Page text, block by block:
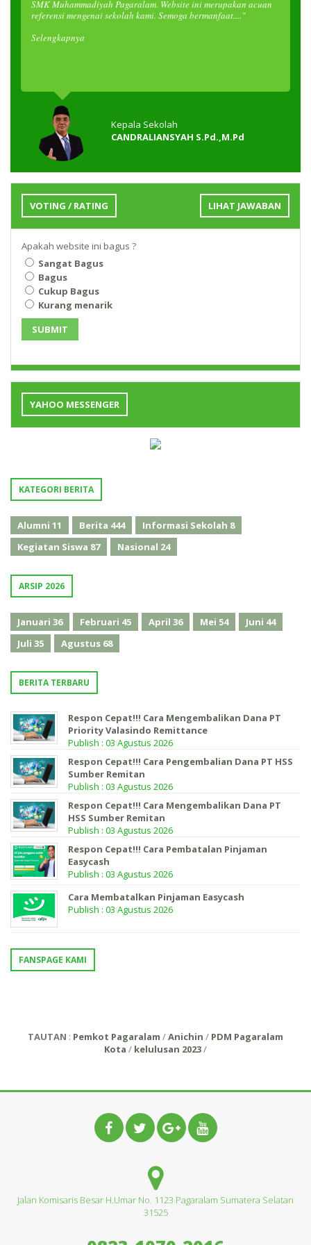
SMK Muhammadiyah Pagaralam. Website ini merupakan acuan
referensi mengenai sekolah kami. Semoga bermanfaat...."
Selengkapnya
Kepala Sekolah
CANDRALIANSYAH S.Pd.,M.Pd
VOTING / RATING LIHAT JAWABAN
Apakah website ini bagus ?
Sangat Bagus
Bagus
Cukup Bagus
Kurang menarik
SUBMIT
YAHOO MESSENGER
KATEGORI BERITA
Alumni 11 Berita 444 Informasi Sekolah 8
Kegiatan Siswa 87 Nasional 24
ARSIP 2026
Januari 36 Februari 45 April 36 Mei 54 Juni 44
Juli 35 Agustus 68
BERITA TERBARU
Respon Cepat!!! Cara Mengembalikan Dana PT
Priority Valasindo Remittance
Publish : 03 Agustus 2026
Respon Cepat!!! Cara Pengembalian Dana PT HSS
Sumber Remitan
Publish : 03 Agustus 2026
Respon Cepat!!! Cara Mengembalikan Dana PT
HSS Sumber Remitan
Publish : 03 Agustus 2026
Respon Cepat!!! Cara Pembatalan Pinjaman
Easycash
Publish : 03 Agustus 2026
Cara Membatalkan Pinjaman Easycash
Publish : 03 Agustus 2026
FANSPAGE KAMI
TAUTAN : Pemkot Pagaralam /Anichin / PDM Pagaralam
Kota / kelulusan 2023/
Jalan Komisaris Besar H.Umar No. 1123 Pagaralam Sumatera Selatan
31525